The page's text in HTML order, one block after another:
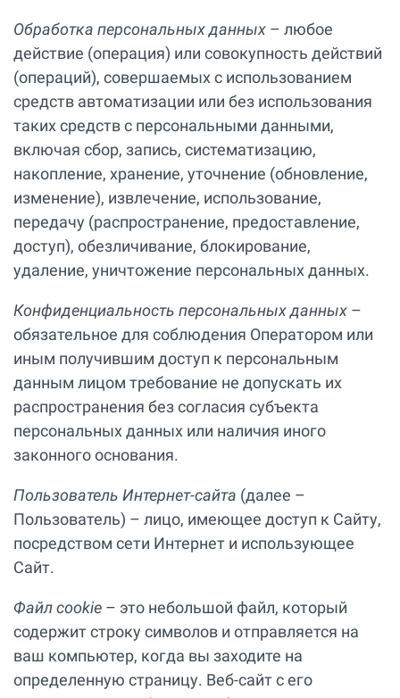
Обработка персональных данных – любое
действие (операция) или совокупность действий
(операций), совершаемых с использованием
средств автоматизации или без использования
таких средств с персональными данными,
включая сбор, запись, систематизацию,
накопление, хранение, уточнение (обновление,
изменение), извлечение, использование,
передачу (распространение, предоставление,
доступ), обезличивание, блокирование,
удаление, уничтожение персональных данных.
Конфиденциальность персональных данных –
обязательное для соблюдения Оператором или
иным получившим доступ к персональным
данным лицом требование не допускать их
распространения без согласия субъекта
персональных данных или наличия иного
законного основания.
Пользователь Интернет-сайта (далее –
Пользователь) – лицо, имеющее доступ к Сайту,
посредством сети Интернет и использующее
Сайт.
Файл cookie – это небольшой файл, который
содержит строку символов и отправляется на
ваш компьютер, когда вы заходите на
определенную страницу. Веб-сайт с его